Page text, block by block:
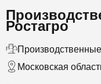
Ростагро
Московская